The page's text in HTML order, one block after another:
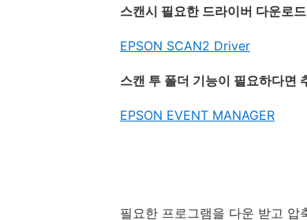
스캔시 필요한 드라이버 다운로드
EPSON SCAN2 Driver
스캔 투 폴더 기능이 필요하다면
EPSON EVENT MANAGER
필요한 프로그램을 다운 받고 압